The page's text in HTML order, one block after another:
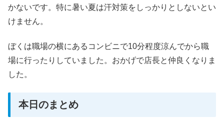
かないです。特に暑い夏は汗対策をしっかりとしないとい
けません。
ぼくは職場の横にあるコンビニで10分程度涼んでから職
場に行ったりしていました。おかげで店長と仲良くなりま
した。
本日のまとめ